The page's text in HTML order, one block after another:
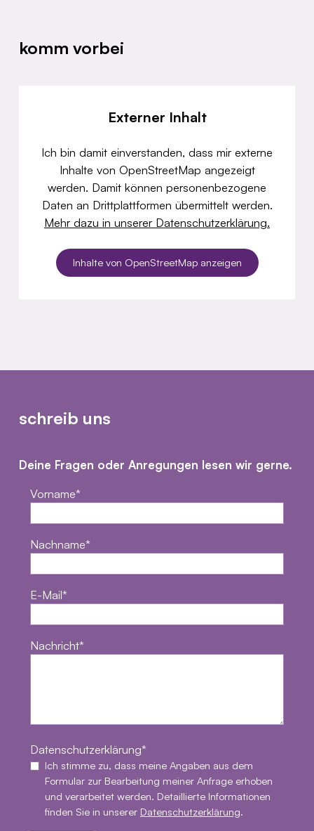
komm vorbei
Externer Inhalt
Ich bin damit einverstanden, dass mir externe
Inhalte von OpenStreetMap angezeigt
werden. Damit können personenbezogene
Daten an Drittplattformen übermittelt werden.
Mehr dazu in unserer Datenschutzerklärung.
Inhalte von OpenStreetMap anzeigen
schreib uns
Deine Fragen oder Anregungen lesen wir gerne.
Vorname
Nachname
E-Mail
Nachricht
Datenschutzerklärung
Ich stimme zu, dass meine Angaben aus dem
Formular zur Bearbeitung meiner Anfrage erhoben
und verarbeitet werden. Detaillierte Informationen
finden Sie in unserer Datenschutzerklärung.